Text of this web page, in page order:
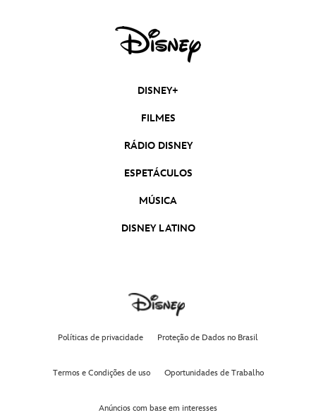
DISNEY+
FILMES
RÁDIO DISNEY
ESPETÁCULOS
MÚSICA
DISNEY LATINO
Políticas de privacidade Proteção de Dados no Brasil
Termos e Condições de uso Oportunidades de Trabalho
Anúncios com base em interesses